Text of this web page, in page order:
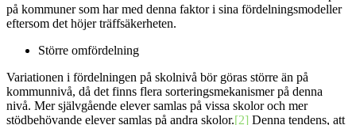
på kommuner som har med denna faktor i sina fördelningsmodeller
eftersom det höjer träffsäkerheten.
Större omfördelning
Variationen i fördelningen på skolnivå bör göras större än på
kommunnivå, då det finns flera sorteringsmekanismer på denna
nivå. Mer självgående elever samlas på vissa skolor och mer
stödbehövande elever samlas på andra skolor.[2] Denna tendens, att